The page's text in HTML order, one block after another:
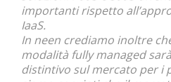
importanti rispetto
IaaS.
In neen crediamo inoltre
modalità fully managed
distintivo sul mercato per i